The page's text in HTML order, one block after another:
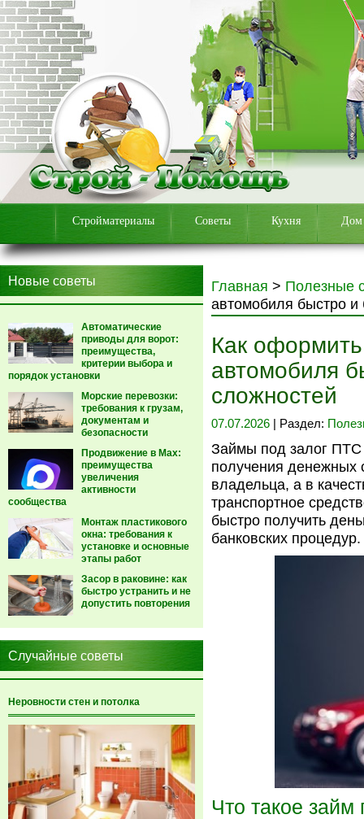
Стройматериалы Советы Кухня Дом
Новые советы
Автоматические
приводы для ворот:
преимущества,
критерии выбора и
порядок установки
Морские перевозки:
требования к грузам,
документам и
безопасности
Продвижение в Max:
преимущества
увеличения
активности
сообщества
Монтаж пластикового
окна: требования к
установке и основные
этапы работ
Засор в раковине: как
быстро устранить и не
допустить повторения
Случайные советы
Неровности стен и потолка
Главная > Полезные
автомобиля быстро
Как
автомобиля
сложностей
07.07.2026 | Раздел:
Займы под залог ПТС
получения денежных
владельца, а в
транспортное
быстро получить
банковских процедур.
Что такое